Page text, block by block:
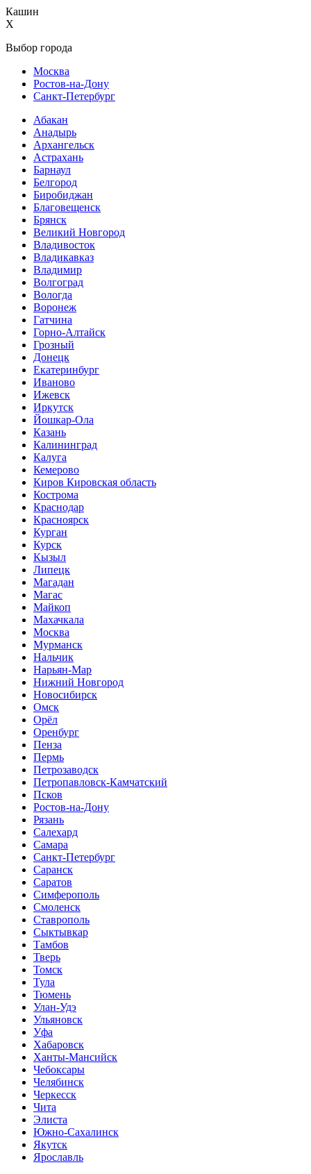
Кашин
X
Выбор города
Москва
Ростов-на-Дону
Санкт-Петербург
Абакан
Анадырь
Архангельск
Астрахань
Барнаул
Белгород
Биробиджан
Благовещенск
Брянск
Великий Новгород
Владивосток
Владикавказ
Владимир
Волгоград
Вологда
Воронеж
Гатчина
Горно-Алтайск
Грозный
Донецк
Екатеринбург
Иваново
Ижевск
Иркутск
Йошкар-Ола
Казань
Калининград
Калуга
Кемерово
Киров Кировская область
Кострома
Краснодар
Красноярск
Курган
Курск
Кызыл
Липецк
Магадан
Магас
Майкоп
Махачкала
Москва
Мурманск
Нальчик
Нарьян-Мар
Нижний Новгород
Новосибирск
Омск
Орёл
Оренбург
Пенза
Пермь
Петрозаводск
Петропавловск-Камчатский
Псков
Ростов-на-Дону
Рязань
Салехард
Самара
Санкт-Петербург
Саранск
Саратов
Симферополь
Смоленск
Ставрополь
Сыктывкар
Тамбов
Тверь
Томск
Тула
Тюмень
Улан-Удэ
Ульяновск
Уфа
Хабаровск
Ханты-Мансийск
Чебоксары
Челябинск
Черкесск
Чита
Элиста
Южно-Сахалинск
Якутск
Ярославль